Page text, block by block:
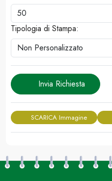
Tipologia di Stampa:
Invia Richiesta
SCARICA Immagine